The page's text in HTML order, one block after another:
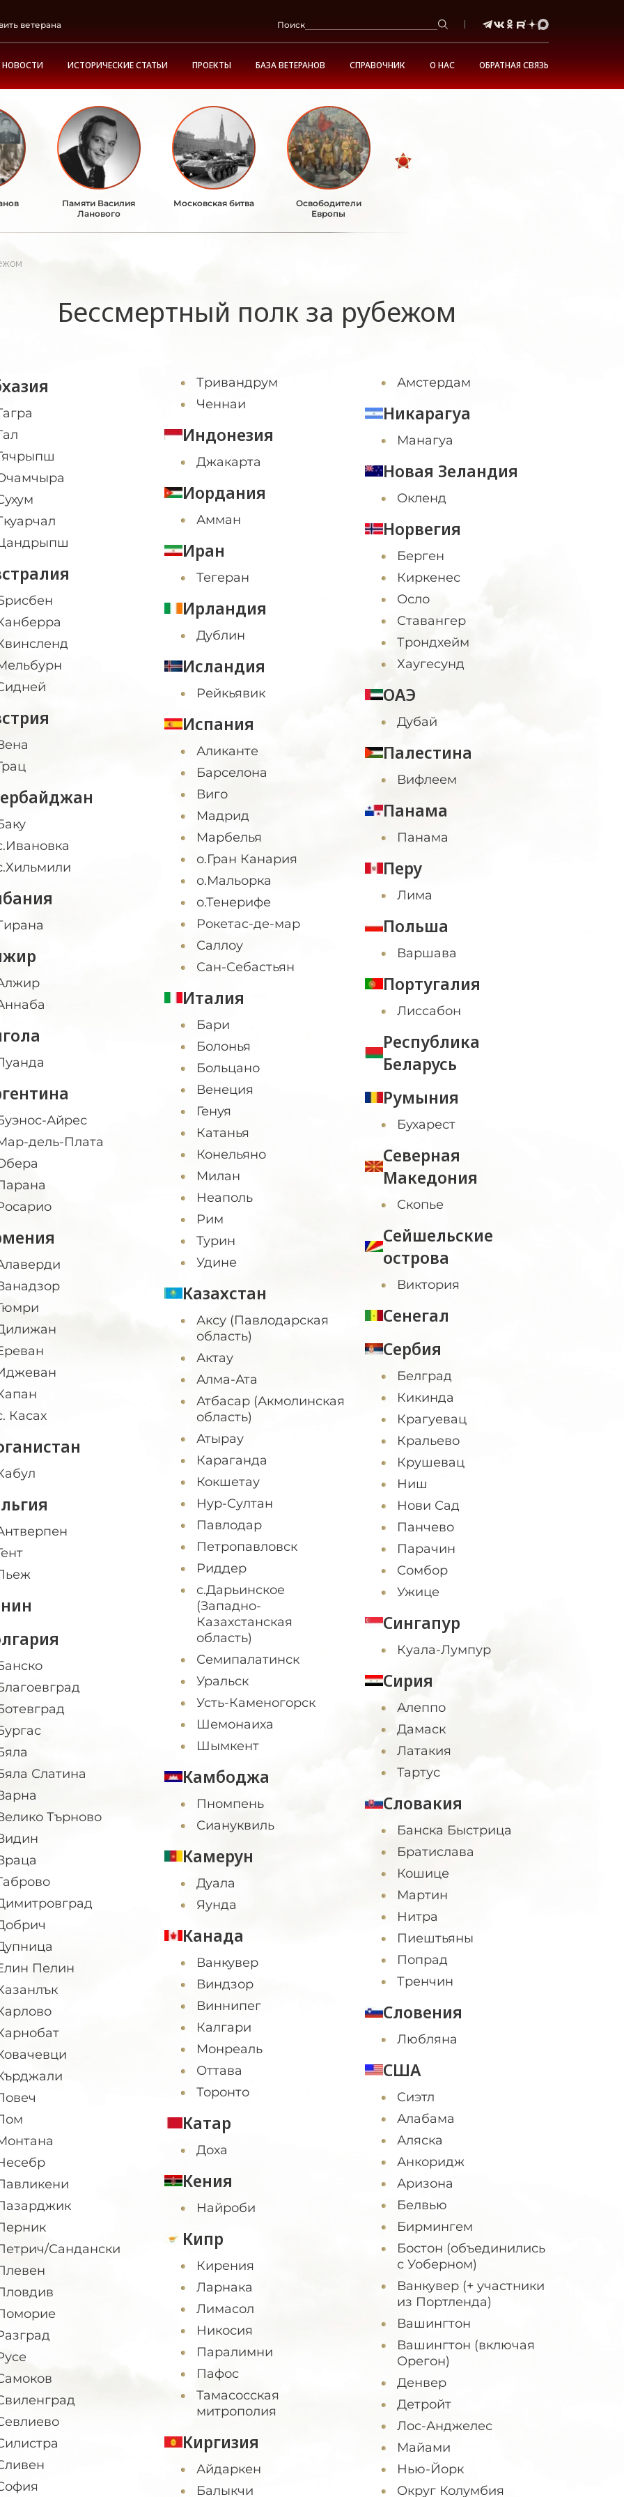
ветерана Поиск
НОВОСТИ ИСТОРИЧЕСКИЕ СТАТЬИ ПРОЕКТЫ БАЗА ВЕТЕРАНОВ СПРАВОЧНИК О НАС ОБРАТНАЯ СВЯЗЬ
Памяти Василия
Ланового
Московская битва
Освободители
Европы
Бессмертный полк за рубежом
Айрес
дель-Плата
Касах
Слатина
Търново
Пелин
Сандански
Тривандрум
Ченнаи
Индонезия
Джакарта
Иордания
Амман
Иран
Тегеран
Ирландия
Дублин
Исландия
Рейкьявик
Испания
Аликанте
Барселона
Виго
Мадрид
Марбелья
о.Гран Канария
о.Мальорка
о.Тенерифе
Рокетас-де-мар
Саллоу
Сан-Себастьян
Италия
Бари
Болонья
Больцано
Венеция
Генуя
Катанья
Конельяно
Милан
Неаполь
Рим
Турин
Удине
Казахстан
Аксу (Павлодарская
область)
Актау
Алма-Ата
Атбасар (Акмолинская
область)
Атырау
Караганда
Кокшетау
Нур-Султан
Павлодар
Петропавловск
Риддер
с.Дарьинское
(Западно-
Казахстанская
область)
Семипалатинск
Уральск
Усть-Каменогорск
Шемонаиха
Шымкент
Камбоджа
Пномпень
Сиануквиль
Камерун
Дуала
Яунда
Канада
Ванкувер
Виндзор
Виннипег
Калгари
Монреаль
Оттава
Торонто
Катар
Доха
Кения
Найроби
Кипр
Кирения
Ларнака
Лимасол
Никосия
Паралимни
Пафос
Тамасосская
митрополия
Киргизия
Айдаркен
Балыкчи
Амстердам
Никарагуа
Манагуа
Новая Зеландия
Окленд
Норвегия
Берген
Киркенес
Осло
Ставангер
Трондхейм
Хаугесунд
ОАЭ
Дубай
Палестина
Вифлеем
Панама
Панама
Перу
Лима
Польша
Варшава
Португалия
Лиссабон
Республика
Беларусь
Румыния
Бухарест
Северная
Македония
Скопье
Сейшельские
острова
Виктория
Сенегал
Сербия
Белград
Кикинда
Крагуевац
Кральево
Крушевац
Ниш
Нови Сад
Панчево
Парачин
Сомбор
Ужице
Сингапур
Куала-Лумпур
Сирия
Алеппо
Дамаск
Латакия
Тартус
Словакия
Банска Быстрица
Братислава
Кошице
Мартин
Нитра
Пиештьяны
Попрад
Тренчин
Словения
Любляна
США
Cиэтл
Алабама
Аляска
Анкоридж
Аризона
Белвью
Бирмингем
Бостон (объединились
с Уоберном)
Ванкувер (+ участники
из Портленда)
Вашингтон
Вашингтон (включая
Орегон)
Денвер
Детройт
Лос-Анджелес
Майами
Нью-Йорк
Округ Колумбия